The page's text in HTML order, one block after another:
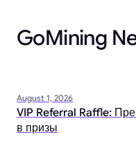
GoMining
August 1, 2026
VIP Referral Raffle:
в призы